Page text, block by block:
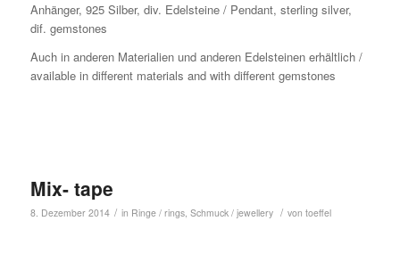
Anhänger, 925 Silber, div. Edelsteine / Pendant, sterling silver,
dif. gemstones
Auch in anderen Materialien und anderen Edelsteinen erhältlich /
available in different materials and with different gemstones
Mix- tape
8. Dezember 2014 / in Ringe / rings, Schmuck / jewellery / von toeffel